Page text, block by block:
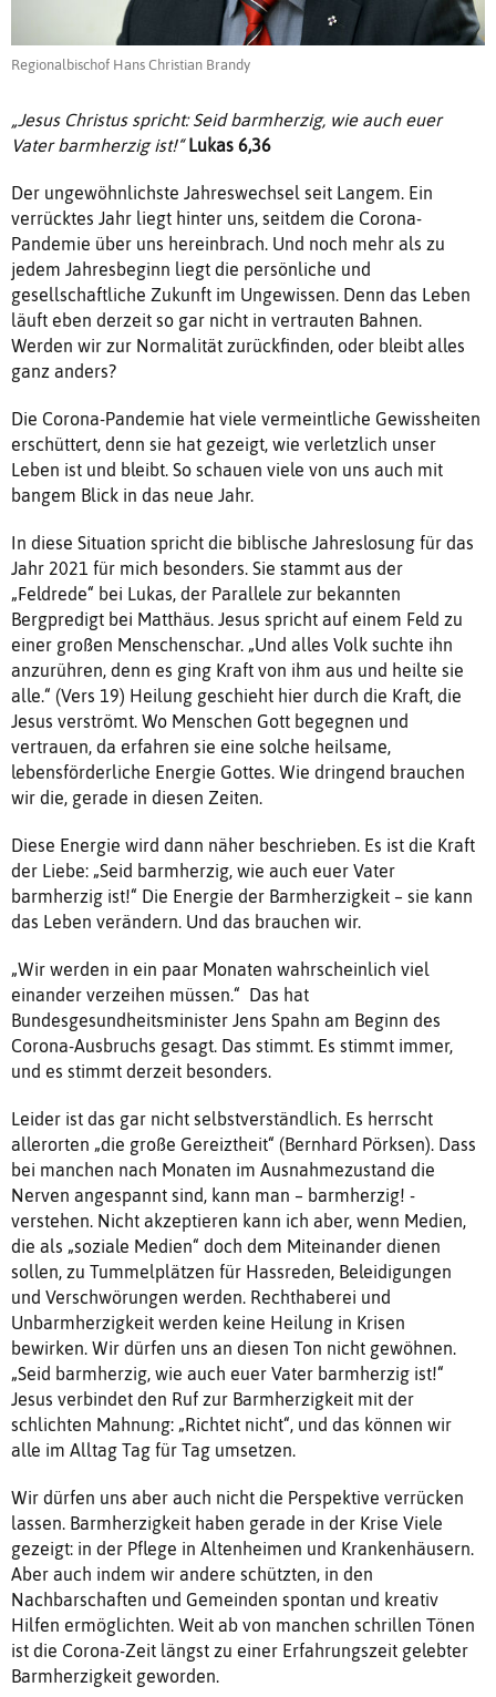
Regionalbischof Hans Christian Brandy
„Jesus Christus spricht: Seid barmherzig, wie auch euer
Vater barmherzig ist!“Lukas 6,36
Der ungewöhnlichste Jahreswechsel seit Langem. Ein
verrücktes Jahr liegt hinter uns, seitdem die Corona-
Pandemie über uns hereinbrach. Und noch mehr als zu
jedem Jahresbeginn liegt die persönliche und
gesellschaftliche Zukunft im Ungewissen. Denn das Leben
läuft eben derzeit so gar nicht in vertrauten Bahnen.
Werden wir zur Normalität zurückfinden, oder bleibt alles
ganz anders?
Die Corona-Pandemie hat viele vermeintliche Gewissheiten
erschüttert, denn sie hat gezeigt, wie verletzlich unser
Leben ist und bleibt. So schauen viele von uns auch mit
bangem Blick in das neue Jahr.
In diese Situation spricht die biblische Jahreslosung für das
Jahr 2021 für mich besonders. Sie stammt aus der
„Feldrede“ bei Lukas, der Parallele zur bekannten
Bergpredigt bei Matthäus. Jesus spricht auf einem Feld zu
einer großen Menschenschar. „Und alles Volk suchte ihn
anzurühren, denn es ging Kraft von ihm aus und heilte sie
alle.“ (Vers 19) Heilung geschieht hier durch die Kraft, die
Jesus verströmt. Wo Menschen Gott begegnen und
vertrauen, da erfahren sie eine solche heilsame,
lebensförderliche Energie Gottes. Wie dringend brauchen
wir die, gerade in diesen Zeiten.
Diese Energie wird dann näher beschrieben. Es ist die Kraft
der Liebe: „Seid barmherzig, wie auch euer Vater
barmherzig ist!“ Die Energie der Barmherzigkeit – sie kann
das Leben verändern. Und das brauchen wir.
„Wir werden in ein paar Monaten wahrscheinlich viel
einander verzeihen müssen.“ Das hat
Bundesgesundheitsminister Jens Spahn am Beginn des
Corona-Ausbruchs gesagt. Das stimmt. Es stimmt immer,
und es stimmt derzeit besonders.
Leider ist das gar nicht selbstverständlich. Es herrscht
allerorten „die große Gereiztheit“ (Bernhard Pörksen). Dass
bei manchen nach Monaten im Ausnahmezustand die
Nerven angespannt sind, kann man – barmherzig! -
verstehen. Nicht akzeptieren kann ich aber, wenn Medien,
die als „soziale Medien“ doch dem Miteinander dienen
sollen, zu Tummelplätzen für Hassreden, Beleidigungen
und Verschwörungen werden. Rechthaberei und
Unbarmherzigkeit werden keine Heilung in Krisen
bewirken. Wir dürfen uns an diesen Ton nicht gewöhnen.
„Seid barmherzig, wie auch euer Vater barmherzig ist!“
Jesus verbindet den Ruf zur Barmherzigkeit mit der
schlichten Mahnung: „Richtet nicht“, und das können wir
alle im Alltag Tag für Tag umsetzen.
Wir dürfen uns aber auch nicht die Perspektive verrücken
lassen. Barmherzigkeit haben gerade in der Krise Viele
gezeigt: in der Pflege in Altenheimen und Krankenhäusern.
Aber auch indem wir andere schützten, in den
Nachbarschaften und Gemeinden spontan und kreativ
Hilfen ermöglichten. Weit ab von manchen schrillen Tönen
ist die Corona-Zeit längst zu einer Erfahrungszeit gelebter
Barmherzigkeit geworden.